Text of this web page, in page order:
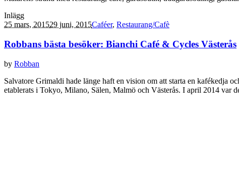
Inlägg
25 mars, 201529 juni, 2015Caféer, Restaurang/Cafè
Robbans bästa besöker: Bianchi Café & Cycles Västerås
by Robban
Salvatore Grimaldi hade länge haft en vision om att starta en kafékedja
etablerats i Tokyo, Milano, Sälen, Malmö och Västerås. I april 2014 var